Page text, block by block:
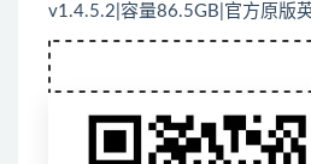
v1.4.5.2|容量86.5GB|官方原版